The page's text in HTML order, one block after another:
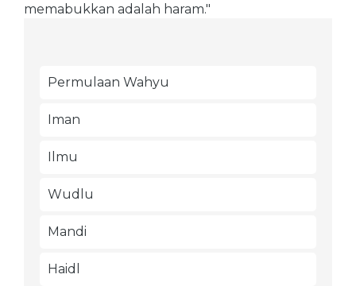
memabukkan adalah haram."
Permulaan Wahyu
Iman
Ilmu
Wudlu
Mandi
Haidl